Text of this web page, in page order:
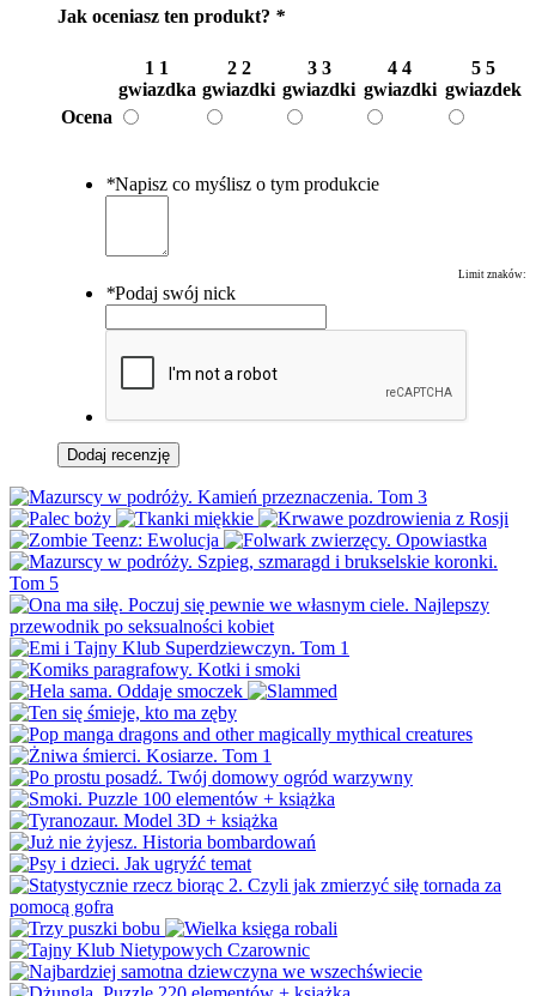
Jak oceniasz ten produkt? *
1 1
gwiazdka
2 2
gwiazdki
3 3
gwiazdki
4 4
gwiazdki
5 5
gwiazdek
Ocena
*Napisz co myślisz o tym produkcie
Limit znaków:
*Podaj swój nick
Dodaj recenzję